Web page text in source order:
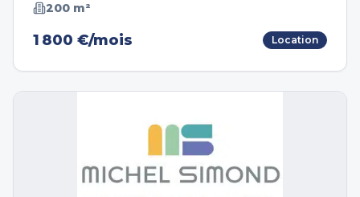
200 m²
1 800 €/mois Location